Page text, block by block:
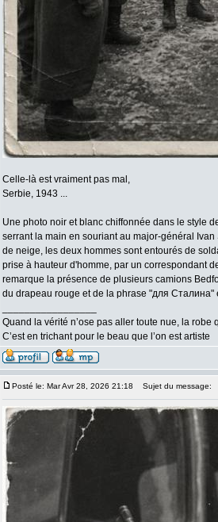
Celle-là est vraiment pas mal,
Serbie, 1943 ...
Une photo noir et blanc chiffonnée dans le style
serrant la main en souriant au major-général
de neige, les deux hommes sont entourés de
prise à hauteur d'homme, par un correspondant
remarque la présence de plusieurs camions
du drapeau rouge et de la phrase "для Сталина"
Quand la vérité n’ose pas aller toute nue, la robe
C’est en trichant pour le beau que l’on est artiste
Posté le: Mar Avr 28, 2026 21:18 Sujet du message: